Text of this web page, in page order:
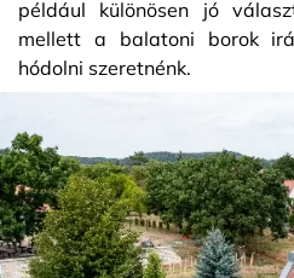
például különösen jó
mellett a balatoni borok
hódolni szeretnénk.